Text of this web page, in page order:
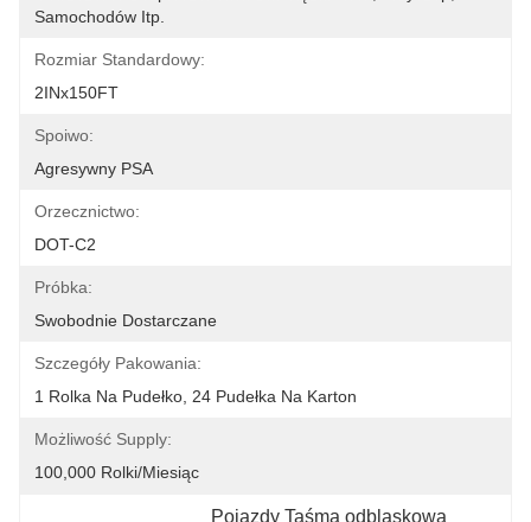
Samochodów Itp.
Rozmiar Standardowy:
2INx150FT
Spoiwo:
Agresywny PSA
Orzecznictwo:
DOT-C2
Próbka:
Swobodnie Dostarczane
Szczegóły Pakowania:
1 Rolka Na Pudełko, 24 Pudełka Na Karton
Możliwość Supply:
100,000 Rolki/miesiąc
Pojazdy Taśma odblaskowa